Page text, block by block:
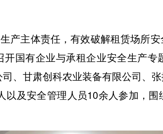
产主体责任，有效破解租赁场所
国有企业与承租企业安全生产
、甘肃创科农业装备有限公司、
及安全管理人员10余人参加，